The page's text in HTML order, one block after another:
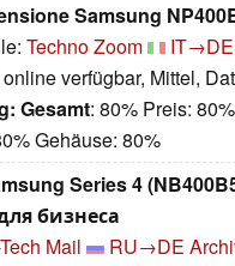
Samsung
Techno Zoom IT→DE
verfügbar, Mittel,
Gesamt: 80% Preis:
Gehäuse: 80%
Series 4
бизнеса
Mail RU→DE